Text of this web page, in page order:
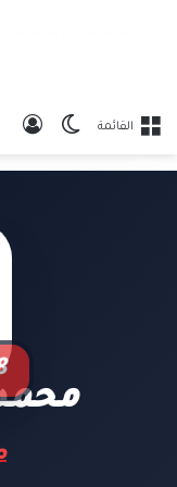
القائمة الوضع